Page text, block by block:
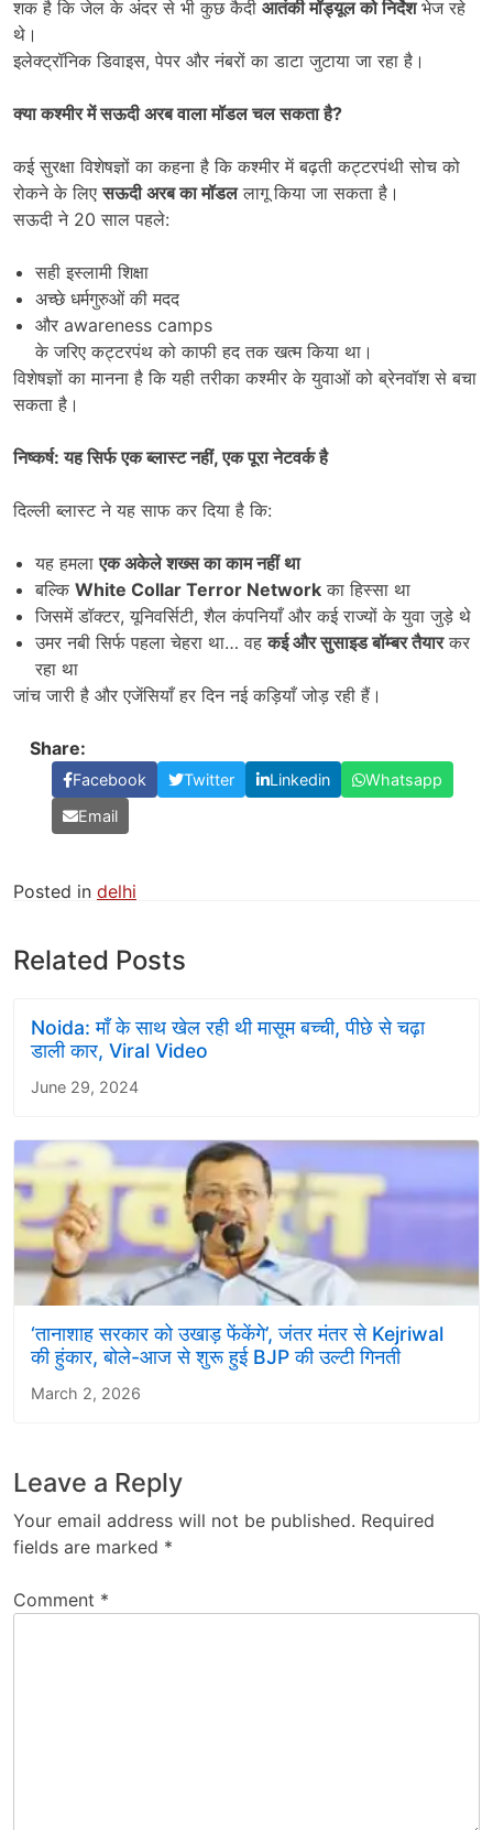
शक है कि जेल के अंदर से भी कुछ कैदी आतंकी मॉड्यूल को निर्देशभेज रहे
थे।
इलेक्ट्रॉनिक डिवाइस, पेपर और नंबरों का डाटा जुटाया जा रहा है।
क्या कश्मीर में सऊदी अरब वाला मॉडल चल सकता है?
कई सुरक्षा विशेषज्ञों का कहना है कि कश्मीर में बढ़ती कट्टरपंथी सोच को
रोकने के लिएसऊदी अरब का मॉडललागू किया जा सकता है।
सऊदी ने 20 साल पहले:
सही इस्लामी शिक्षा
अच्छे धर्मगुरुओं की मदद
और awareness camps
के जरिए कट्टरपंथ को काफी हद तक खत्म किया था।
विशेषज्ञों का मानना है कि यही तरीका कश्मीर के युवाओं को ब्रेनवॉश से बचा
सकता है।
निष्कर्ष: यह सिर्फ एक ब्लास्ट नहीं,एक पूरा नेटवर्क है
दिल्ली ब्लास्ट ने यह साफ कर दिया है कि:
यह हमलाएक अकेले शख्स का काम नहीं था
बल्कि White Collar Terror Network का हिस्सा था
जिसमें डॉक्टर, यूनिवर्सिटी, शैल कंपनियाँ और कई राज्यों के युवा जुड़े थे
उमर नबी सिर्फ पहला चेहरा था… वहकई और सुसाइड बॉम्बर तैयारकर
रहा था
जांच जारी है और एजेंसियाँ हर दिन नई कड़ियाँ जोड़ रही हैं।
Share:
Facebook Twitter Linkedin
Whatsapp
Email
Posted in delhi
Related Posts
Noida: माँ के साथ खेल रही थी मासूम बच्ची, पीछे से चढ़ा
डाली कार, Viral Video
June 29, 2024
‘तानाशाह सरकार को उखाड़ फेंकेंगे’, जंतर मंतर से Kejriwal
की हुंकार, बोले-आज से शुरू हुई BJP की उल्टी गिनती
March 2, 2026
Leave a Reply
Your email address will not be published. Required
fields are marked *
Comment *